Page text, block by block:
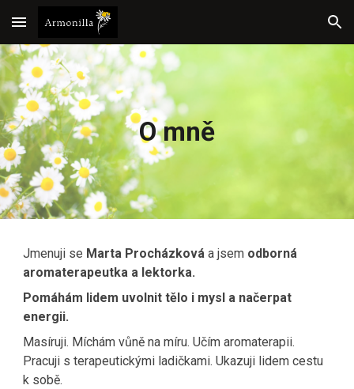
Skip to main content Skip to navigation
O mně
Jmenuji se Marta Procházková a jsem odborná
aromaterapeutka a lektorka.
Pomáhám lidem uvolnit tělo i mysl a načerpat
energii.
Masíruji. Míchám vůně na míru. Učím aromaterapii.
Pracuji s terapeutickými ladičkami. Ukazuji lidem cestu
k sobě.